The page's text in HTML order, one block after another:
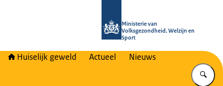
Ministerie van
Volksgezondheid, Welzijn en
Sport
Huiselijk geweld Actueel Nieuws